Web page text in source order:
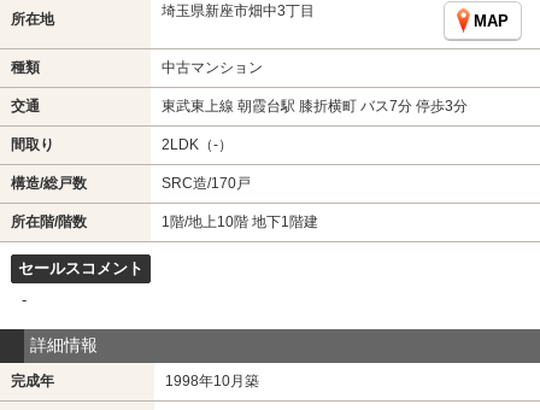
所在地 埼玉県新座市畑中3丁目
MAP
種類 中古マンション
交通 東武東上線 朝霞台駅 膝折横町 バス7分 停歩3分
間取り 2LDK（-）
構造/総戸数 SRC造/170戸
所在階/階数 1階/地上10階 地下1階建
セールスコメント
-
詳細情報
完成年 1998年10月築